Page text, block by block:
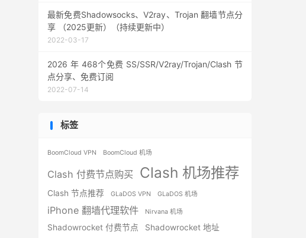
最新免费Shadowsocks、V2ray、Trojan 翻墙节点分
享 （2025更新）（持续更新中）
2022-03-17
2026 年 468个免费 SS/SSR/V2ray/Trojan/Clash 节
点分享、免费订阅
2022-07-14
标签
BoomCloud VPN BoomCloud 机场
Clash 付费节点购买 Clash 机场推荐
Clash 节点推荐 GLaDOS VPN GLaDOS 机场
iPhone 翻墙代理软件 Nirvana 机场
Shadowrocket 付费节点 Shadowrocket 地址